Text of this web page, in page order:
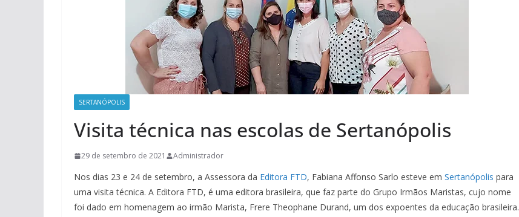
SERTANÓPOLIS
Visita técnica nas escolas de Sertanópolis
29 de setembro de 2021 Administrador
Nos dias 23 e 24 de setembro, a Assessora da Editora FTD, Fabiana Affonso Sarlo esteve em Sertanópolis para
uma visita técnica. A Editora FTD, é uma editora brasileira, que faz parte do Grupo Irmãos Maristas, cujo nome
foi dado em homenagem ao irmão Marista, Frere Theophane Durand, um dos expoentes da educação brasileira.